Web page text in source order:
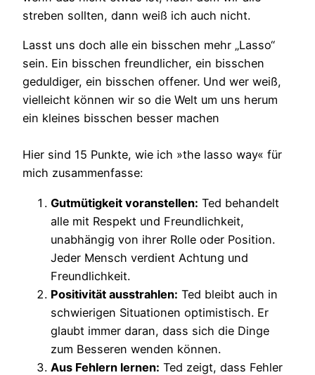
streben sollten, dann weiß ich auch nicht.
Lasst uns doch alle ein bisschen mehr „Lasso“
sein. Ein bisschen freundlicher, ein bisschen
geduldiger, ein bisschen offener. Und wer weiß,
vielleicht können wir so die Welt um uns herum
ein kleines bisschen besser machen
Hier sind 15 Punkte, wie ich »the lasso way« für
mich zusammenfasse:
Gutmütigkeit voranstellen: Ted behandelt
alle mit Respekt und Freundlichkeit,
unabhängig von ihrer Rolle oder Position.
Jeder Mensch verdient Achtung und
Freundlichkeit.
Positivität ausstrahlen: Ted bleibt auch in
schwierigen Situationen optimistisch. Er
glaubt immer daran, dass sich die Dinge
zum Besseren wenden können.
Aus Fehlern lernen: Ted zeigt, dass Fehler